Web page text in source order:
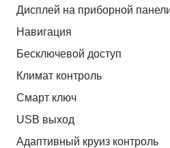
Дисплей на приборной
Навигация
Бесключевой доступ
Климат контроль
Смарт ключ
USB выход
Адаптивный круиз контроль